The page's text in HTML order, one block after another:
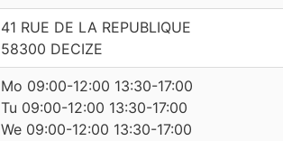
41 RUE DE LA REPUBLIQUE
58300 DECIZE
Mo 09:00-12:00 13:30-17:00
Tu 09:00-12:00 13:30-17:00
We 09:00-12:00 13:30-17:00